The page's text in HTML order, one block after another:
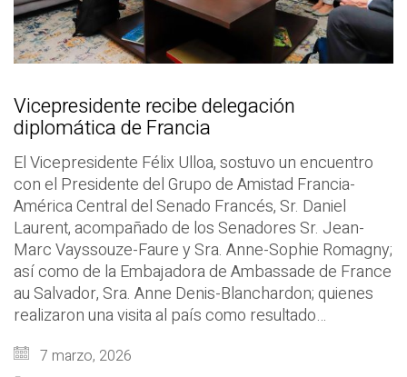
Vicepresidente recibe delegación
diplomática de Francia
El Vicepresidente Félix Ulloa, sostuvo un encuentro
con el Presidente del Grupo de Amistad Francia-
América Central del Senado Francés, Sr. Daniel
Laurent, acompañado de los Senadores Sr. Jean-
Marc Vayssouze-Faure y Sra. Anne-Sophie Romagny;
así como de la Embajadora de Ambassade de France
au Salvador, Sra. Anne Denis-Blanchardon; quienes
realizaron una visita al país como resultado…
7 marzo, 2026